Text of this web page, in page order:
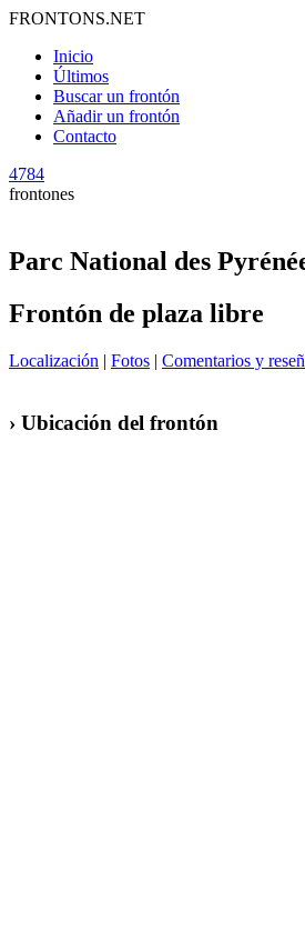
FRONTONS.NET
Inicio
Últimos
Buscar un frontón
Añadir un frontón
Contacto
4784
frontones
Parc National des
Frontón de plaza libre
Localización | Fotos | Comentarios y
› Ubicación del frontón